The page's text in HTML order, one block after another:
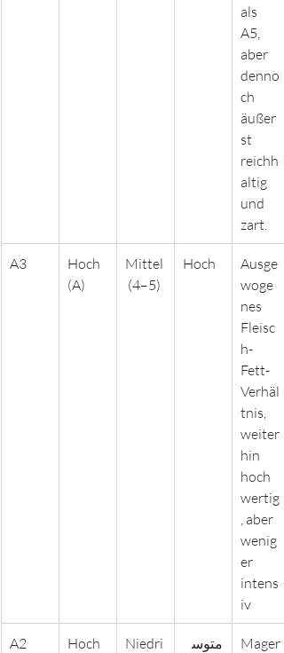
als
A5,
aber
denno
ch
äußer
st
reichh
altig
und
zart.
A3
Hoch
(A)
Mittel
(4–5)
Hoch
Ausge
woge
nes
Fleisc
h-
Fett-
Verhäl
tnis,
weiter
hin
hoch
wertig
, aber
wenig
er
intens
iv
A2
Hoch
Niedri
متوس
Mager